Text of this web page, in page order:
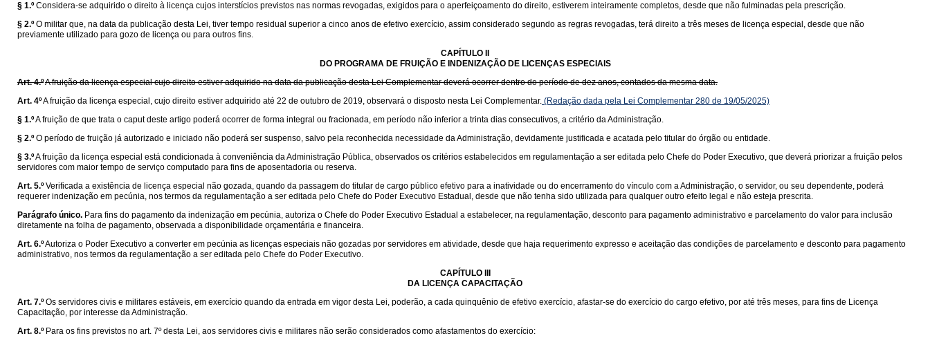
§ 1.º Considera-se adquirido o direito à licença cujos interstícios previstos nas normas revogadas, exigidos para o aperfeiçoamento do direito, estiverem inteiramente completos, desde que não fulminadas pela prescrição.
§ 2.º O militar que, na data da publicação desta Lei, tiver tempo residual superior a cinco anos de efetivo exercício, assim considerado segundo as regras revogadas, terá direito a três meses de licença especial, desde que não
previamente utilizado para gozo de licença ou para outros fins.
CAPÍTULO II
DO PROGRAMA DE FRUIÇÃO E INDENIZAÇÃO DE LICENÇAS ESPECIAIS
Art. 4.ºA fruição da licença especial cujo direito estiver adquirido na data da publicação desta Lei Complementar deverá ocorrer dentro do período de dez anos, contados da mesma data.
Art. 4ºA fruição da licença especial, cujo direito estiver adquirido até 22 de outubro de 2019, observará o disposto nesta Lei Complementar. (Redação dada pela Lei Complementar 280 de 19/05/2025)
§ 1.ºA fruição de que trata o caput deste artigo poderá ocorrer de forma integral ou fracionada, em período não inferior a trinta dias consecutivos, a critério da Administração.
§ 2.º O período de fruição já autorizado e iniciado não poderá ser suspenso, salvo pela reconhecida necessidade da Administração, devidamente justificada e acatada pelo titular do órgão ou entidade.
§ 3.ºA fruição da licença especial está condicionada à conveniência da Administração Pública, observados os critérios estabelecidos em regulamentação a ser editada pelo Chefe do Poder Executivo, que deverá priorizar a fruição pelos
servidores com maior tempo de serviço computado para fins de aposentadoria ou reserva.
Art. 5.º Verificada a existência de licença especial não gozada, quando da passagem do titular de cargo público efetivo para a inatividade ou do encerramento do vínculo com a Administração, o servidor, ou seu dependente, poderá
requerer indenização em pecúnia, nos termos da regulamentação a ser editada pelo Chefe do Poder Executivo Estadual, desde que não tenha sido utilizada para qualquer outro efeito legal e não esteja prescrita.
Parágrafo único. Para fins do pagamento da indenização em pecúnia, autoriza o Chefe do Poder Executivo Estadual a estabelecer, na regulamentação, desconto para pagamento administrativo e parcelamento do valor para inclusão
diretamente na folha de pagamento, observada a disponibilidade orçamentária e financeira.
Art. 6.ºAutoriza o Poder Executivo a converter em pecúnia as licenças especiais não gozadas por servidores em atividade, desde que haja requerimento expresso e aceitação das condições de parcelamento e desconto para pagamento
administrativo, nos termos da regulamentação a ser editada pelo Chefe do Poder Executivo.
CAPÍTULO III
DA LICENÇA CAPACITAÇÃO
Art. 7.º Os servidores civis e militares estáveis, em exercício quando da entrada em vigor desta Lei, poderão, a cada quinquênio de efetivo exercício, afastar-se do exercício do cargo efetivo, por até três meses, para fins de Licença
Capacitação, por interesse da Administração.
Art. 8.º Para os fins previstos no art. 7º desta Lei, aos servidores civis e militares não serão considerados como afastamentos do exercício: